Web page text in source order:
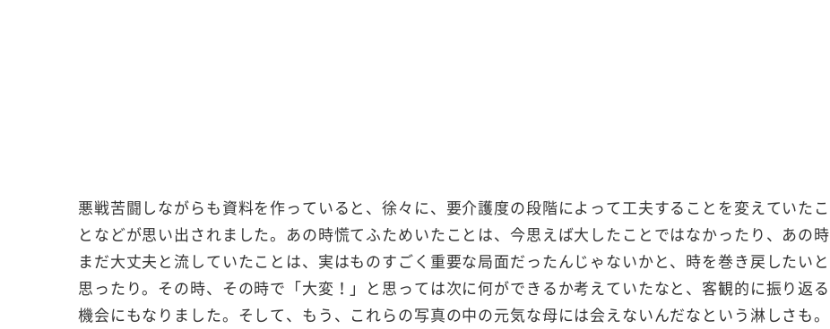
悪戦苦闘しながらも資料を作っていると、徐々に、要介護度の段階によって工夫することを変えていたこ
となどが思い出されました。あの時慌てふためいたことは、今思えば大したことではなかったり、あの時
まだ大丈夫と流していたことは、実はものすごく重要な局面だったんじゃないかと、時を巻き戻したいと
思ったり。その時、その時で「大変！」と思っては次に何ができるか考えていたなと、客観的に振り返る
機会にもなりました。そして、もう、これらの写真の中の元気な母には会えないんだなという淋しさも。